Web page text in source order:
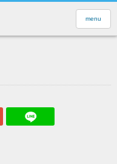
menu
ックマークGoogle Plus